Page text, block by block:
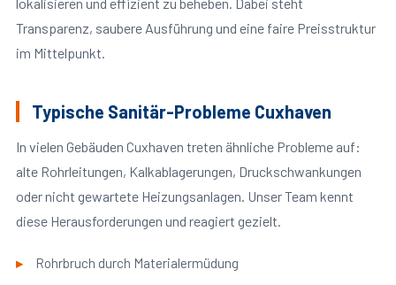
Transparenz, saubere Ausführung und eine faire Preisstruktur
im Mittelpunkt.
Typische Sanitär-Probleme Cuxhaven
In vielen Gebäuden Cuxhaven treten ähnliche Probleme auf:
alte Rohrleitungen, Kalkablagerungen, Druckschwankungen
oder nicht gewartete Heizungsanlagen. Unser Team kennt
diese Herausforderungen und reagiert gezielt.
Rohrbruch durch Materialermüdung